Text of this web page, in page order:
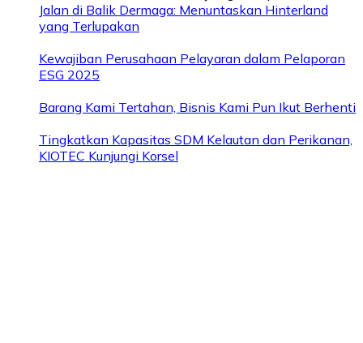
Jalan di Balik Dermaga: Menuntaskan Hinterland
yang Terlupakan
Kewajiban Perusahaan Pelayaran dalam Pelaporan
ESG 2025
Barang Kami Tertahan, Bisnis Kami Pun Ikut Berhenti
Tingkatkan Kapasitas SDM Kelautan dan Perikanan,
KIOTEC Kunjungi Korsel